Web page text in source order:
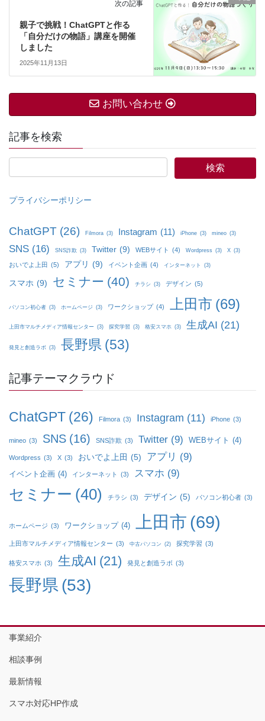
次の記事
親子で挑戦！ChatGPTと作る
「自分だけの物語」講座を開催
しました
2025年11月13日
お問い合わせ
記事を検索
プライバシーポリシー
ChatGPT (26) Filmora (3) Instagram (11) iPhone (3) mineo (3)
SNS (16) SNS詐欺 (3) Twitter (9) WEBサイト (4) Wordpress (3) X (3)
おいでよ上田 (5) アプリ (9) イベント企画 (4) インターネット (3)
スマホ (9) セミナー (40) チラシ (3) デザイン (5)
パソコン初心者 (3) ホームページ (3) ワークショップ (4) 上田市 (69)
上田市マルチメディア情報センター (3) 探究学習 (3) 格安スマホ (3) 生成AI (21)
発見と創造ラボ (3) 長野県 (53)
記事テーマクラウド
ChatGPT (26) Filmora (3) Instagram (11) iPhone (3)
mineo (3) SNS (16) SNS詐欺 (3) Twitter (9) WEBサイト (4)
Wordpress (3) X (3) おいでよ上田 (5) アプリ (9)
イベント企画 (4) インターネット (3) スマホ (9)
セミナー (40) チラシ (3) デザイン (5) パソコン初心者 (3)
ホームページ (3) ワークショップ (4) 上田市 (69)
上田市マルチメディア情報センター (3) 中古パソコン (2) 探究学習 (3)
格安スマホ (3) 生成AI (21) 発見と創造ラボ (3)
長野県 (53)
事業紹介
相談事例
最新情報
スマホ対応HP作成